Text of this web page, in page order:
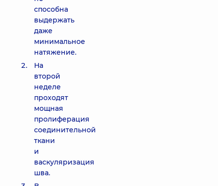
способна
выдержать
даже
минимальное
натяжение.
На
второй
неделе
проходят
мощная
пролиферация
соединительной
ткани
и
васкуляризация
шва.